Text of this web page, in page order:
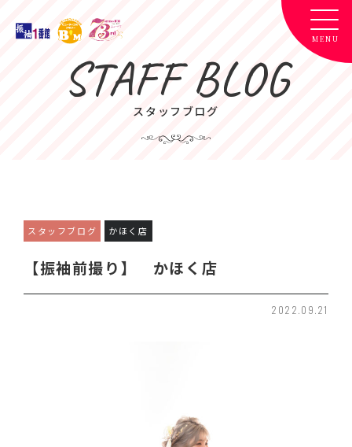
STAFF BLOG
スタッフブログ
スタッフブログ かほく店
【振袖前撮り】 かほく店
2022.09.21